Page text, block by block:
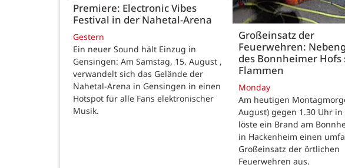
Premiere: Electronic Vibes
Festival in der Nahetal-Arena
Gestern
Ein neuer Sound hält Einzug in
Gensingen: Am Samstag, 15. August ,
verwandelt sich das Gelände der
Nahetal-Arena in Gensingen in einen
Hotspot für alle Fans elektronischer
Musik.
Großeinsatz der
Feuerwehren:
des Bonnheimer Hofs
Flammen
Monday
Am heutigen
August) gegen 1.30 Uhr
löste ein Brand am
in Hackenheim einen
Großeinsatz der örtlichen
Feuerwehren aus.